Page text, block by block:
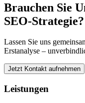
Brauchen Sie
SEO-Strategie?
Lassen Sie uns
Erstanalyse –
Jetzt Kontakt aufnehmen
Leistungen